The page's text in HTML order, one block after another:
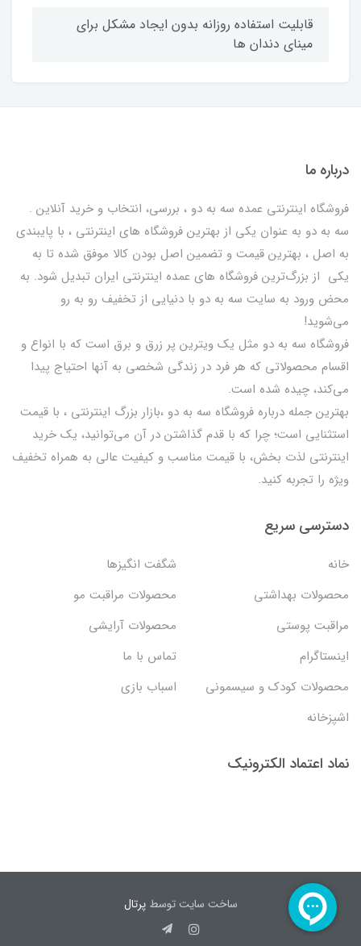
قابلیت استفاده روزانه بدون ایجاد مشکل برای
مینای دندان ها
درباره ما
فروشگاه اینترنتی عمده سه به دو ، بررسی، انتخاب و خرید آنلاین .
سه به دو به عنوان یکی از بهترين فروشگاه های اینترنتی ، با پایبندی
به اصل ، بهترين قيمت و تضمین اصل‌ بودن کالا موفق شده تا به
يكي از بزرگ‌ترين فروشگاه هاي عمده اینترنتی ایران تبدیل شود. به
محض ورود به سایت سه به دو با دنیایی از تخفيف رو به رو
می‌شوید!
فروشگاه سه به دو مثل یک ویترین پر زرق و برق است که با انواع و
اقسام محصولاتی که هر فرد در زندگی شخصی به آنها احتیاج پیدا
می‌کند، چیده شده است.
بهترين جمله درباره فروشگاه سه به دو ،بازار بزرگ اینترنتی ، با قيمت
استثنايي است؛ چرا که با قدم گذاشتن در آن می‌توانید، یک خرید
اینترنتی لذت بخش، با قیمت مناسب و کیفیت عالی به همراه تخفیف
ویژه را تجربه کنید.
دسترسی سریع
خانه
شگفت انگيزها
محصولات بهداشتي
محصولات مراقبت مو
مراقبت پوستی
محصولات آرایشی
اینستاگرام
تماس با ما
محصولات کودک و سیسمونی
اسباب بازی
اشپزخانه
نماد اعتماد الکترونیک
ساخت سایت توسطپرتال